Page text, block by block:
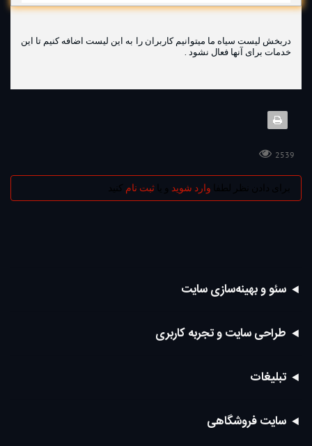
دربخش لیست سیاه ما میتوانیم کاربران را به این لیست اضافه کنیم تا این
خدمات برای آنها فعال نشود .
2539
وارد شوید ثبت نام
سئو و بهینه‌سازی سایت
طراحی سایت و تجربه کاربری
تبلیغات
سایت فروشگاهی